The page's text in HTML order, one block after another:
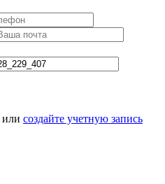
или создайте учетную запись